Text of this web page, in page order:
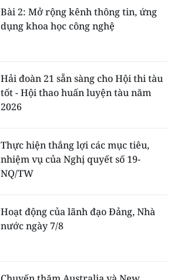
Bài 2: Mở rộng kênh thông tin, ứng
dụng khoa học công nghệ
Hải đoàn 21 sẵn sàng cho Hội thi tàu
tốt - Hội thao huấn luyện tàu năm
2026
Thực hiện thắng lợi các mục tiêu,
nhiệm vụ của Nghị quyết số 19-
NQ/TW
Hoạt động của lãnh đạo Đảng, Nhà
nước ngày 7/8